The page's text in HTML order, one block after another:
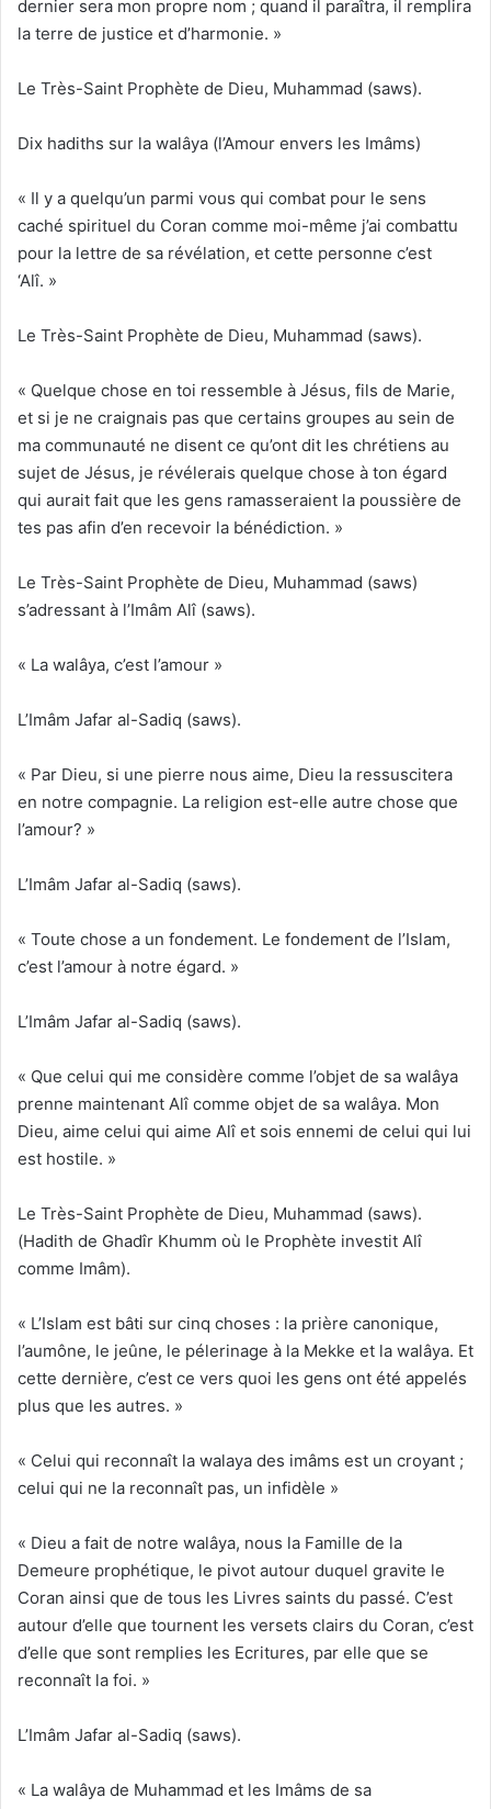
dernier sera mon propre nom ; quand il paraîtra, il remplira
la terre de justice et d’harmonie. »
Le Très-Saint Prophète de Dieu, Muhammad (saws).
Dix hadiths sur la walâya (l’Amour envers les Imâms)
« Il y a quelqu’un parmi vous qui combat pour le sens
caché spirituel du Coran comme moi-même j’ai combattu
pour la lettre de sa révélation, et cette personne c’est
‘Alî. »
Le Très-Saint Prophète de Dieu, Muhammad (saws).
« Quelque chose en toi ressemble à Jésus, fils de Marie,
et si je ne craignais pas que certains groupes au sein de
ma communauté ne disent ce qu’ont dit les chrétiens au
sujet de Jésus, je révélerais quelque chose à ton égard
qui aurait fait que les gens ramasseraient la poussière de
tes pas afin d’en recevoir la bénédiction. »
Le Très-Saint Prophète de Dieu, Muhammad (saws)
s’adressant à l’Imâm Alî (saws).
« La walâya, c’est l’amour »
L’Imâm Jafar al-Sadiq (saws).
« Par Dieu, si une pierre nous aime, Dieu la ressuscitera
en notre compagnie. La religion est-elle autre chose que
l’amour? »
L’Imâm Jafar al-Sadiq (saws).
« Toute chose a un fondement. Le fondement de l’Islam,
c’est l’amour à notre égard. »
L’Imâm Jafar al-Sadiq (saws).
« Que celui qui me considère comme l’objet de sa walâya
prenne maintenant Alî comme objet de sa walâya. Mon
Dieu, aime celui qui aime Alî et sois ennemi de celui qui lui
est hostile. »
Le Très-Saint Prophète de Dieu, Muhammad (saws).
(Hadith de Ghadîr Khumm où le Prophète investit Alî
comme Imâm).
« L’Islam est bâti sur cinq choses : la prière canonique,
l’aumône, le jeûne, le pélerinage à la Mekke et la walâya. Et
cette dernière, c’est ce vers quoi les gens ont été appelés
plus que les autres. »
« Celui qui reconnaît la walaya des imâms est un croyant ;
celui qui ne la reconnaît pas, un infidèle »
« Dieu a fait de notre walâya, nous la Famille de la
Demeure prophétique, le pivot autour duquel gravite le
Coran ainsi que de tous les Livres saints du passé. C’est
autour d’elle que tournent les versets clairs du Coran, c’est
d’elle que sont remplies les Ecritures, par elle que se
reconnaît la foi. »
L’Imâm Jafar al-Sadiq (saws).
« La walâya de Muhammad et les Imâms de sa